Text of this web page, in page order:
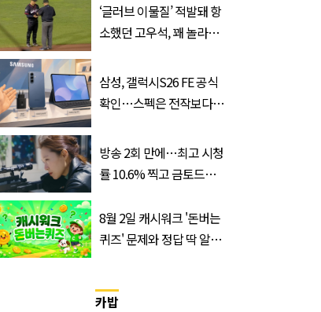
‘글러브 이물질’ 적발돼 항
소했던 고우석, 꽤 놀라운
삼성, 갤럭시S26 FE 공식
확인…스펙은 전작보다
방송 2회 만에…최고 시청
률 10.6% 찍고 금토드라
마'
8월 2일 캐시워크 '돈버는
퀴즈' 문제와 정답 딱 알려
카밥